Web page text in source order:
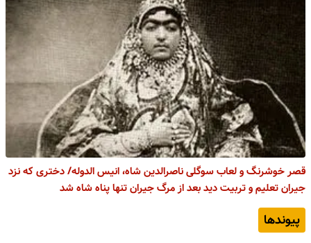
قصر خوشرنگ و لعاب سوگلی ناصرالدین شاه، انیس الدوله/ دختری که نزد
جیران تعلیم و تربیت دید بعد از مرگ جیران تنها پناه شاه شد
پیوندها